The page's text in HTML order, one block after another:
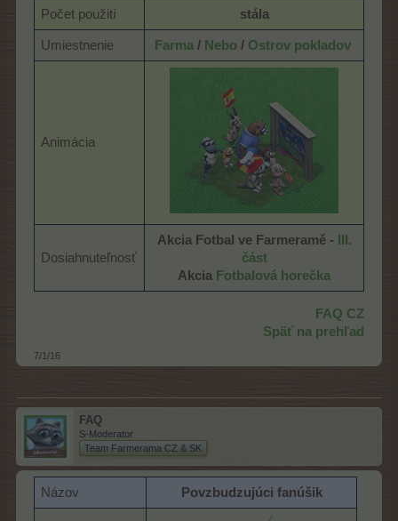
Počet použití stála
Umiestnenie Farma/ Nebo / Ostrov pokladov
Animácia
Dosiahnuteľnosť
Akcia Fotbal ve Farmeramě -
III.
část
Akcia Fotbalová horečka
FAQ CZ
Späť na prehľad
7/1/16
FAQ
S-Moderator
Team Farmerama CZ & SK
Názov Povzbudzujúci fanúšik